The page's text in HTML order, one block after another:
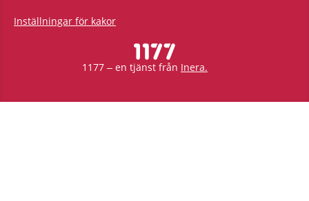
Inställningar för kakor
1177 – en tjänst från Inera.